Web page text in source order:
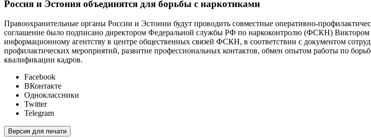
Россия и Эстония объединятся для борьбы с наркотиками
Правоохранительные органы России и Эстонии будут проводить совместные оперативно-
соглашение было подписано директором Федеральной службы РФ по наркоконтролю (ФСКН)
информационному агентству в центре общественных связей ФСКН, в соответствии с документом
профилактических мероприятий, развитие профессиональных контактов, обмен опытом работы по
квалификации кадров.
Facebook
ВКонтакте
Одноклассники
Twitter
Telegram
Версия для печати